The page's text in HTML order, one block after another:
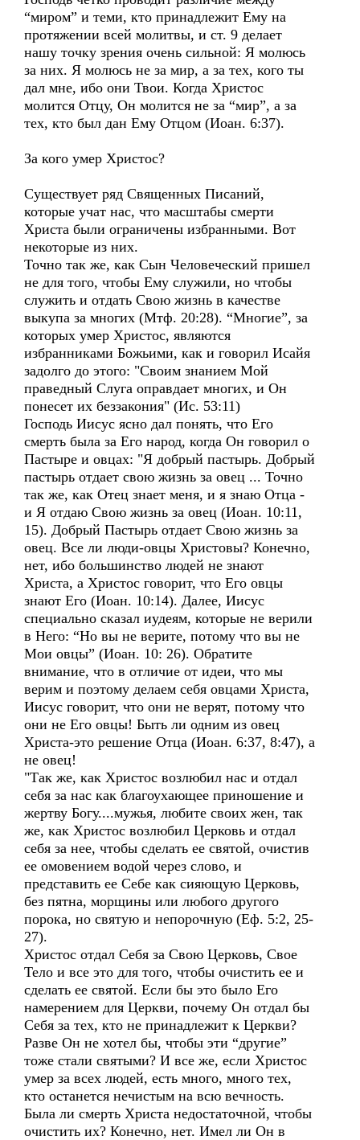
“миром” и теми, кто принадлежит Ему на
протяжении всей молитвы, и ст. 9 делает
нашу точку зрения очень сильной: Я молюсь
за них. Я молюсь не за мир, а за тех, кого ты
дал мне, ибо они Твои. Когда Христос
молится Отцу, Он молится не за “мир”, а за
тех, кто был дан Ему Отцом (Иоан. 6:37).
За кого умер Христос?
Существует ряд Священных Писаний,
которые учат нас, что масштабы смерти
Христа были ограничены избранными. Вот
некоторые из них.
Точно так же, как Сын Человеческий пришел
не для того, чтобы Ему служили, но чтобы
служить и отдать Свою жизнь в качестве
выкупа за многих (Мтф. 20:28). “Многие”, за
которых умер Христос, являются
избранниками Божьими, как и говорил Исайя
задолго до этого: "Своим знанием Мой
праведный Слуга оправдает многих, и Он
понесет их беззакония" (Ис. 53:11)
Господь Иисус ясно дал понять, что Его
смерть была за Его народ, когда Он говорил о
Пастыре и овцах: "Я добрый пастырь. Добрый
пастырь отдает свою жизнь за овец ... Точно
так же, как Отец знает меня, и я знаю Отца -
и Я отдаю Свою жизнь за овец (Иоан. 10:11,
15). Добрый Пастырь отдает Свою жизнь за
овец. Все ли люди-овцы Христовы? Конечно,
нет, ибо большинство людей не знают
Христа, а Христос говорит, что Его овцы
знают Его (Иоан. 10:14). Далее, Иисус
специально сказал иудеям, которые не верили
в Него: “Но вы не верите, потому что вы не
Мои овцы” (Иоан. 10: 26). Обратите
внимание, что в отличие от идеи, что мы
верим и поэтому делаем себя овцами Христа,
Иисус говорит, что они не верят, потому что
они не Его овцы! Быть ли одним из овец
Христа-это решение Отца (Иоан. 6:37, 8:47), а
не овец!
"Так же, как Христос возлюбил нас и отдал
себя за нас как благоухающее приношение и
жертву Богу....мужья, любите своих жен, так
же, как Христос возлюбил Церковь и отдал
себя за нее, чтобы сделать ее святой, очистив
ее омовением водой через слово, и
представить ее Себе как сияющую Церковь,
без пятна, морщины или любого другого
порока, но святую и непорочную (Еф. 5:2, 25-
27).
Христос отдал Себя за Свою Церковь, Свое
Тело и все это для того, чтобы очистить ее и
сделать ее святой. Если бы это было Его
намерением для Церкви, почему Он отдал бы
Себя за тех, кто не принадлежит к Церкви?
Разве Он не хотел бы, чтобы эти “другие”
тоже стали святыми? И все же, если Христос
умер за всех людей, есть много, много тех,
кто останется нечистым на всю вечность.
Была ли смерть Христа недостаточной, чтобы
очистить их? Конечно, нет. Имел ли Он в